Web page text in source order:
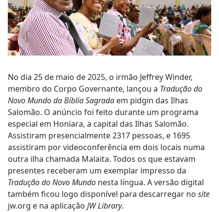
No dia 25 de maio de 2025, o irmão Jeffrey Winder,
membro do Corpo Governante, lançou a Tradução do
Novo Mundo da Bíblia Sagrada em pidgin das Ilhas
Salomão. O anúncio foi feito durante um programa
especial em Honiara, a capital das Ilhas Salomão.
Assistiram presencialmente 2317 pessoas, e 1695
assistiram por videoconferência em dois locais numa
outra ilha chamada Malaita. Todos os que estavam
presentes receberam um exemplar impresso da
Tradução do Novo Mundo nesta língua. A versão digital
também ficou logo disponível para descarregar no site
jw.org e na aplicação JW Library.